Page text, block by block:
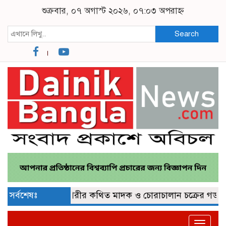
শুক্রবার, ০৭ অগাস্ট ২০২৬, ০৭:০৩ অপরাহ্ন
Search
সর্বশেষঃকুমিল্লা নগরীর কথিত মাদক ও চোরাচালান চক্রের গডফাদার